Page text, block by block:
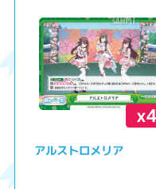
x4
アルストロメリア